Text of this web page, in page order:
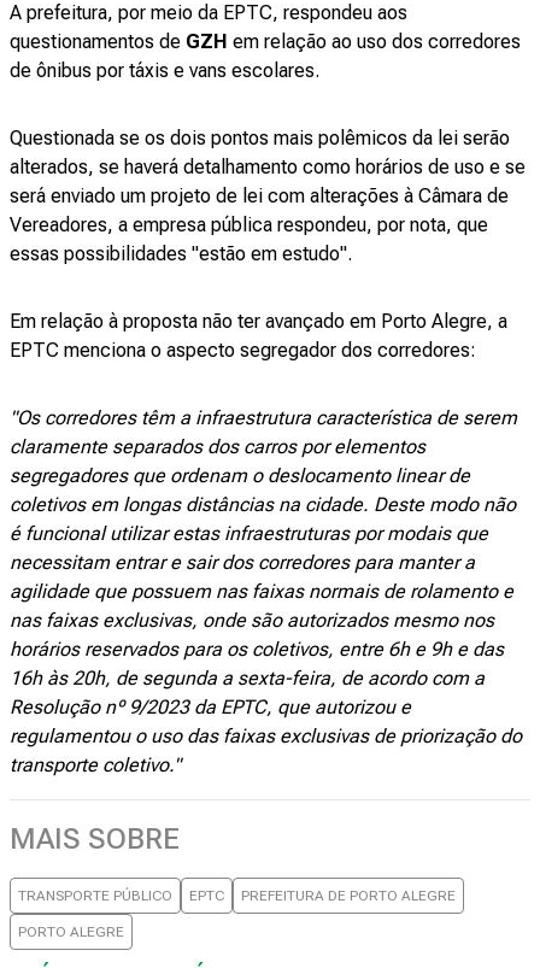
A prefeitura, por meio da EPTC, respondeu aos
questionamentos de GZH em relação ao uso dos corredores
de ônibus por táxis e vans escolares.
Questionada se os dois pontos mais polêmicos da lei serão
alterados, se haverá detalhamento como horários de uso e se
será enviado um projeto de lei com alterações à Câmara de
Vereadores, a empresa pública respondeu, por nota, que
essas possibilidades "estão em estudo".
Em relação à proposta não ter avançado em Porto Alegre, a
EPTC menciona o aspecto segregador dos corredores:
"Os corredores têm a infraestrutura característica de serem
claramente separados dos carros por elementos
segregadores que ordenam o deslocamento linear de
coletivos em longas distâncias na cidade. Deste modo não
é funcional utilizar estas infraestruturas por modais que
necessitam entrar e sair dos corredores para manter a
agilidade que possuem nas faixas normais de rolamento e
nas faixas exclusivas, onde são autorizados mesmo nos
horários reservados para os coletivos, entre 6h e 9h e das
16h às 20h, de segunda a sexta-feira, de acordo com a
Resolução nº 9/2023 da EPTC, que autorizou e
regulamentou o uso das faixas exclusivas de priorização do
transporte coletivo."
MAIS SOBRE
TRANSPORTE PÚBLICO EPTC PREFEITURA DE PORTO ALEGRE
PORTO ALEGRE